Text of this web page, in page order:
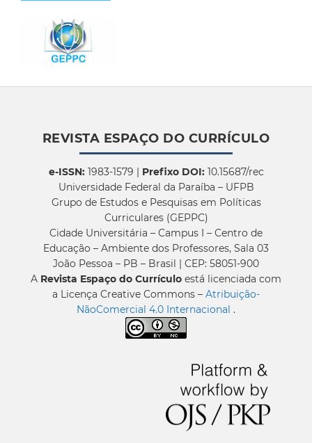
REVISTA ESPAÇO DO CURRÍCULO
e-ISSN:1983-1579 | Prefixo DOI:10.15687/rec
Universidade Federal da Paraíba – UFPB
Grupo de Estudos e Pesquisas em Políticas
Curriculares (GEPPC)
Cidade Universitária – Campus I – Centro de
Educação – Ambiente dos Professores, Sala 03
João Pessoa – PB – Brasil | CEP: 58051-900
A Revista Espaço do Currículo está licenciada com
a Licença Creative Commons – Atribuição-
NãoComercial 4.0 Internacional .